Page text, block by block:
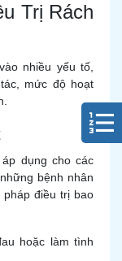
Trị Rách
nhiều yếu tố,
mức độ hoạt
dụng cho các
bệnh nhân
pháp điều trị bao
hoặc làm tình